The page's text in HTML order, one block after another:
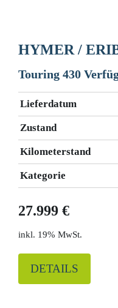
HYMER /
Touring 430
Lieferdatum
Zustand
Kilometerstand
Kategorie
27.999 €
19% MwSt.
DETAILS